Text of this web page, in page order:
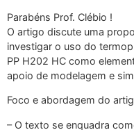
Parabéns Prof. Clébio !
O artigo discute uma
investigar o uso do
PP H202 HC como
apoio de modelagem e
Foco e abordagem do
– O texto se enquadra